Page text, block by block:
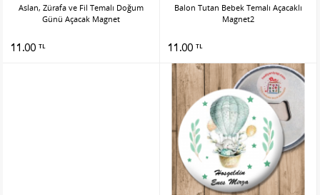
Aslan, Zürafa ve Fil Temalı Doğum
Günü Açacak Magnet
11.00 TL
Balon Tutan Bebek Temalı Açacaklı
Magnet2
11.00 TL